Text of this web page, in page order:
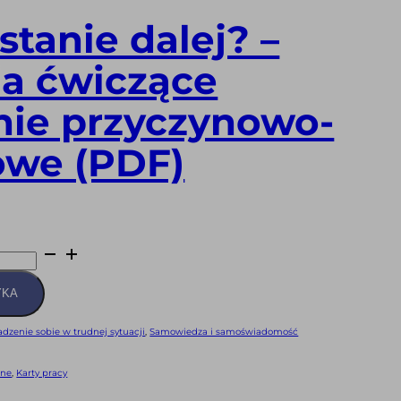
dalej? –
ćwiczące
przyczynowo-
(PDF)
sobie w trudnej sytuacji,Samowiedza i samoświadomość
, Karty pracy